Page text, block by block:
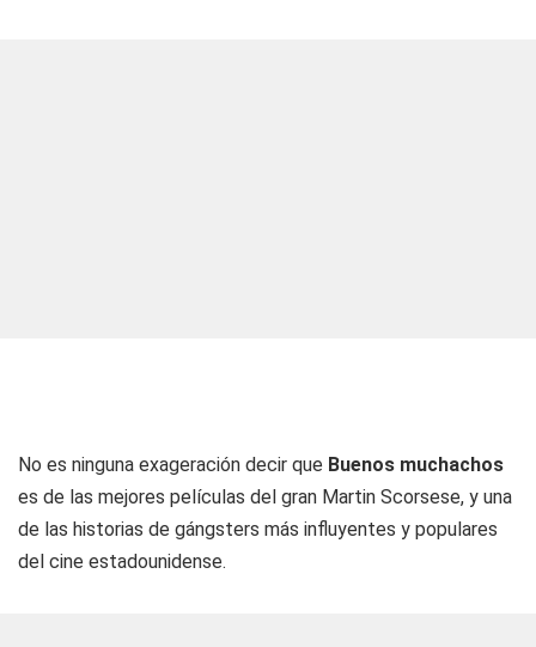
No es ninguna exageración decir que Buenos muchachos
es de las mejores películas del gran Martin Scorsese, y una
de las historias de gángsters más influyentes y populares
del cine estadounidense.